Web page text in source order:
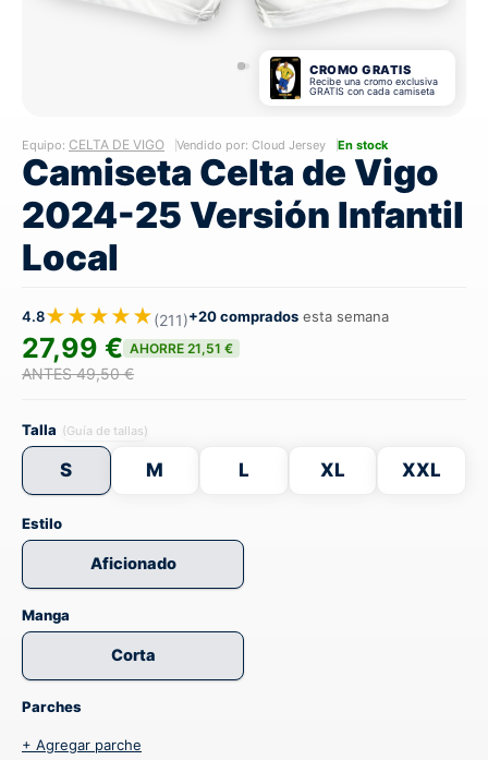
CROMO GRATIS
Recibe una cromo exclusiva
GRATIS con cada camiseta
Equipo: CELTA DE VIGO Vendido por: Cloud Jersey En stock
Camiseta Celta de Vigo
2024-25 Versión Infantil
Local
4.8★★★★★(211)+20 comprados esta semana
27,99 € AHORRE 21,51 €
ANTES 49,50 €
Talla (Guía de tallas)
S M L XL XXL
Estilo
Aficionado
Manga
Corta
Parches
+ Agregar parche